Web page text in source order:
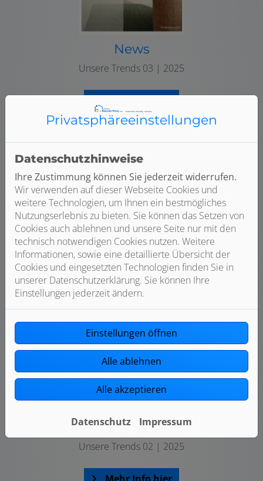
News
Unsere Trends 03 | 2025
News
Unsere Trends 02 | 2025
Privatsphäre­einstellungen
Datenschutzhinweise
Ihre Zustimmung können Sie jederzeit widerrufen.
Wir verwenden auf dieser Webseite Cookies und
weitere Technologien, um Ihnen ein bestmögliches
Nutzungserlebnis zu bieten. Sie können das Setzen von
Cookies auch ablehnen und unsere Seite nur mit den
technisch notwendigen Cookies nutzen. Weitere
Informationen, sowie eine detaillierte Übersicht der
Cookies und eingesetzten Technologien finden Sie in
unserer Datenschutzerklärung. Sie können Ihre
Einstellungen jederzeit ändern.
Einstellungen öffnen
Alle ablehnen
Alle akzeptieren
Datenschutz Impressum